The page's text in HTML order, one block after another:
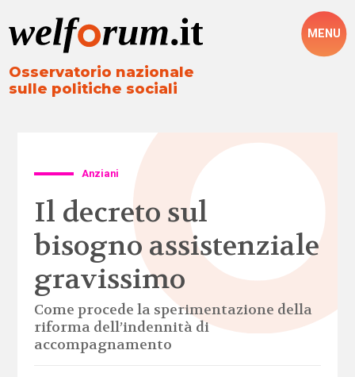
Osservatorio nazionale
sulle politiche sociali
MENU
Anziani
Il decreto sul
bisogno assistenziale
gravissimo
Come procede la sperimentazione della
riforma dell’indennità di
accompagnamento